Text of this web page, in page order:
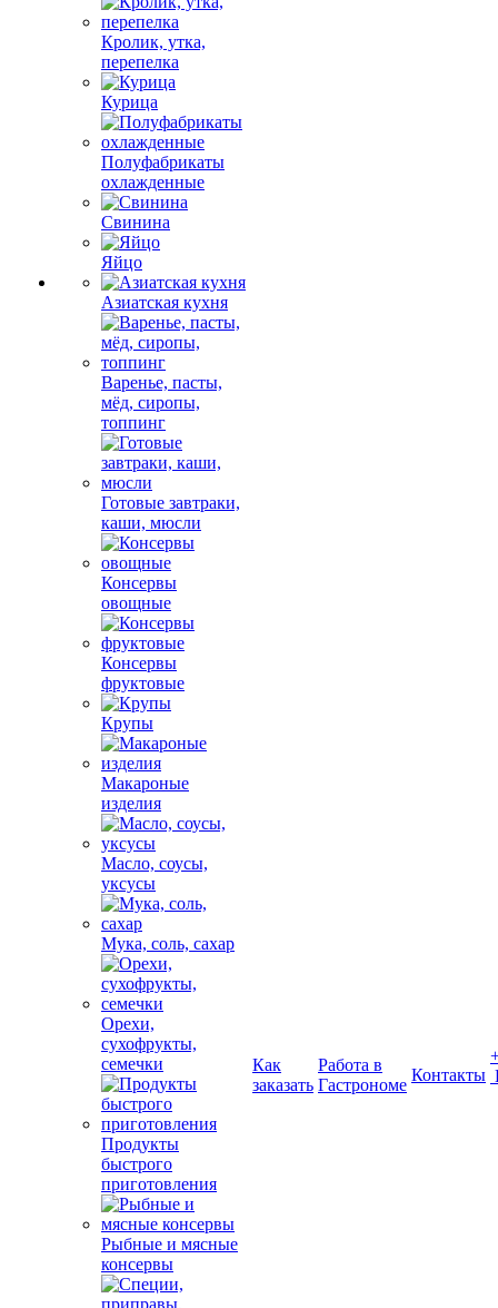
Кролик, утка,
перепелка
Курица
Полуфабрикаты
охлажденные
Свинина
Яйцо
Азиатская кухня
Варенье, пасты,
мёд, сиропы,
топпинг
Готовые завтраки,
каши, мюсли
Консервы
овощные
Консервы
фруктовые
Крупы
Макароные
изделия
Масло, соусы,
уксусы
Мука, соль, сахар
Орехи,
сухофрукты,
семечки
Продукты
быстрого
приготовления
Рыбные и мясные
консервы
Как
заказать
Работа в
Гастрономе
Контакты